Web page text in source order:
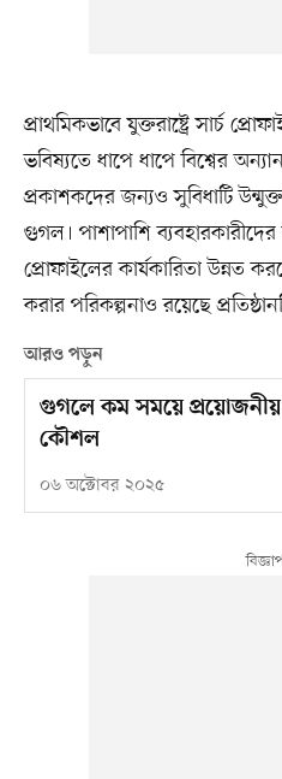
প্রাথমিকভাবে যুক্তরাষ্ট্রে সার্চ
ভবিষ্যতে ধাপে ধাপে বিশ্বের
প্রকাশকদের জন্যও সুবিধাটি
গুগল। পাশাপাশি
প্রোফাইলের কার্যকারিতা উন্নত
করার পরিকল্পনাও রয়েছে
আরও পড়ুন
গুগলে কম সময়ে প্রয়োজনীয়
কৌশল
০৬ অক্টোবর ২০২৫